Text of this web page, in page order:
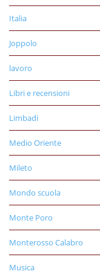
Italia
Joppolo
lavoro
Libri e recensioni
Limbadi
Medio Oriente
Mileto
Mondo scuola
Monte Poro
Monterosso Calabro
Musica